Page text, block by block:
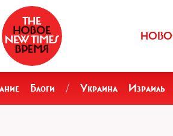
Блоги / Украина Израиль